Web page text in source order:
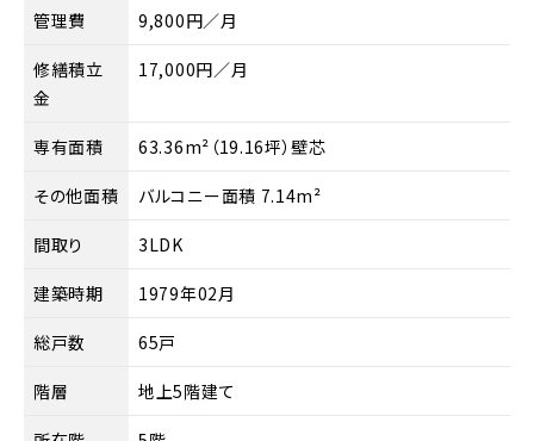
管理費 9,800円／月
修繕積立
金
17,000円／月
専有面積 63.36m²（19.16坪）壁芯
その他面積 バルコニー面積 7.14m²
間取り 3LDK
建築時期 1979年02月
総戸数 65戸
階層 地上5階建て